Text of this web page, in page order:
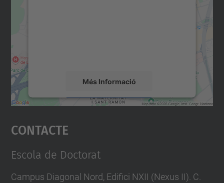
Més Informació
Accepta
powered by
Contacte
Escola de Doctorat
Campus Diagonal Nord, Edifici NXII (Nexus II). C.